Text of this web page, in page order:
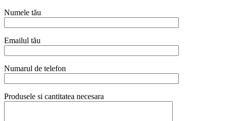
Numele tău
Emailul tău
Numarul de telefon
Produsele si cantitatea necesara